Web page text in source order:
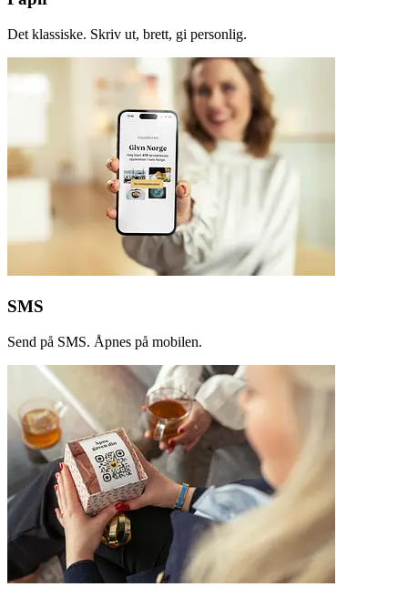
Det klassiske. Skriv ut, brett, gi personlig.
SMS
Send på SMS. Åpnes på mobilen.